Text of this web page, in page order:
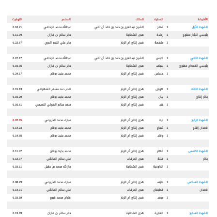
الأشواط المطية المالك المضمر
التوقيت
الشوط الأول
1 شناح الشيخ عبدالعزيز بن حمد بن خالد آل ثاني عبدالله محمد الجحافي
6.10.71
رئيسي البكار مفتوح
2 رعادة هجن الشحانية جابر سالم بن فاران
6.11.79
3 ملهمة هجن إنتاج أم الزبار جابر علي النجم المري 6.22.67
الشوط الثاني 1 ادبس الشيخ عبدالعزيز بن حمد بن خالد آل ثاني عبدالله محمد الجحافي
6.07.17
رئيسي القعدان مفتوح
2 سياف هجن الشحانية جابر سالم بن فاران
6.16.35
3 عساس هجن إنتاج أم الزبار محمد بخيت برقان 6.24.17
الشوط الثالث 1 هوايل هجن إنتاج أم الزبار ناصر حمد مسفر الشهواني
6.15.13
بكارإنتاج 2 بيان هجن إنتاج أم الزبار محمد بخيت برقان
6.16.29
3 غند هجن إنتاج أم الزبار سعد سالم الهولي النعيمي 6.16.61
الشوط الرابع 1 ليث هجن إنتاج أم الزبار مبارك محمد الجربوعي
6.02.85
قعدانإنتاج 2 شجاع هجن إنتاج أم الزبار محمد بخيت برقان
6.14.23
3 وقاد هجن إنتاج أم الزبار محمد بخيت برقان 6.14.85
الشوط الخامس 1 انهار هجن إنتاج أم الزبار محمد بخيت برقان
6.11.47
بكار
2 فتنة هجن المرقاب علي سالم المالكي
6.12.37
3 الداودية هجن الشحانية جارالله محمد بن عقيل 6.15.11
الشوط السادس 1 عازف هجن إنتاج أم الزبار مبارك محمد الجربوعي
6.08.79
قعدان
2 قطيفان هجن المرقاب علي سالم المالكي
6.14.71
3 مبعد هجن إنتاج أم الزبار فاران محمد قريع 6.15.19
الشوط السابع 1 الغارية هجن الشحانية جابر سالم بن فاران
6.13.89